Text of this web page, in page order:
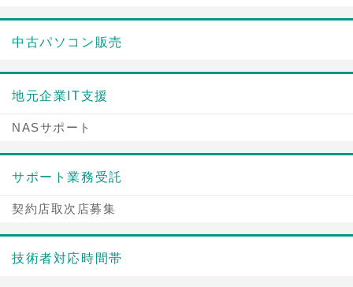
中古パソコン販売
地元企業IT支援
NASサポート
サポート業務受託
契約店取次店募集
技術者対応時間帯